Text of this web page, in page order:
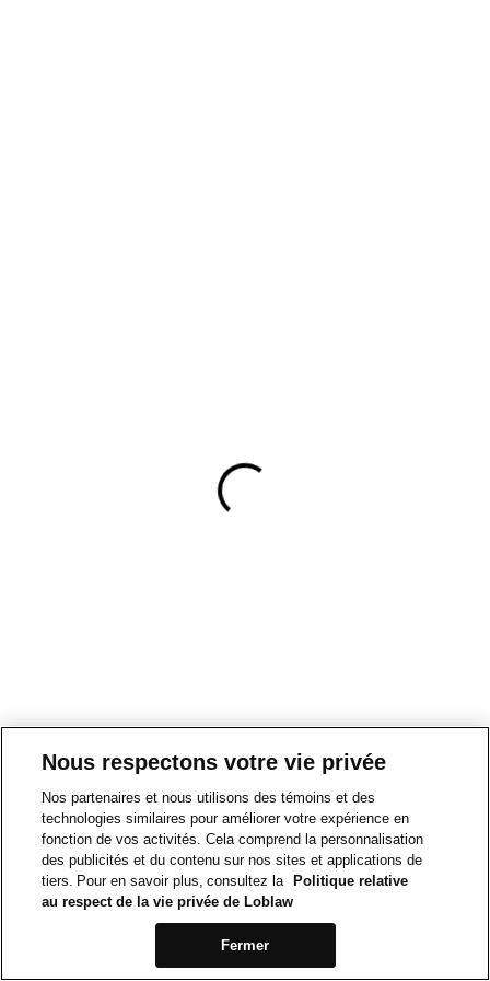
Nous respectons votre vie privée
Nos partenaires et nous utilisons des témoins et des
technologies similaires pour améliorer votre expérience en
fonction de vos activités. Cela comprend la personnalisation
des publicités et du contenu sur nos sites et applications de
tiers. Pour en savoir plus, consultez la
Politique relative
au respect de la vie privée de Loblaw
Fermer